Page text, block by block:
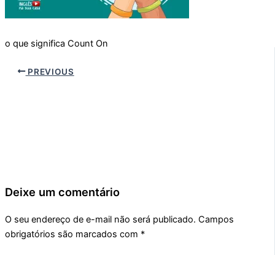
o que significa Count On
PREVIOUS
Deixe um comentário
O seu endereço de e-mail não será publicado. Campos
obrigatórios são marcados com *